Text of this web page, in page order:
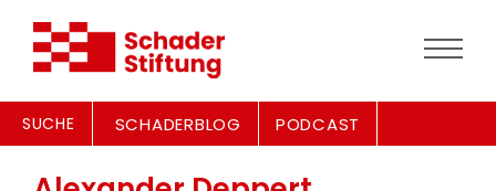
SUCHE SCHADERBLOG PODCAST